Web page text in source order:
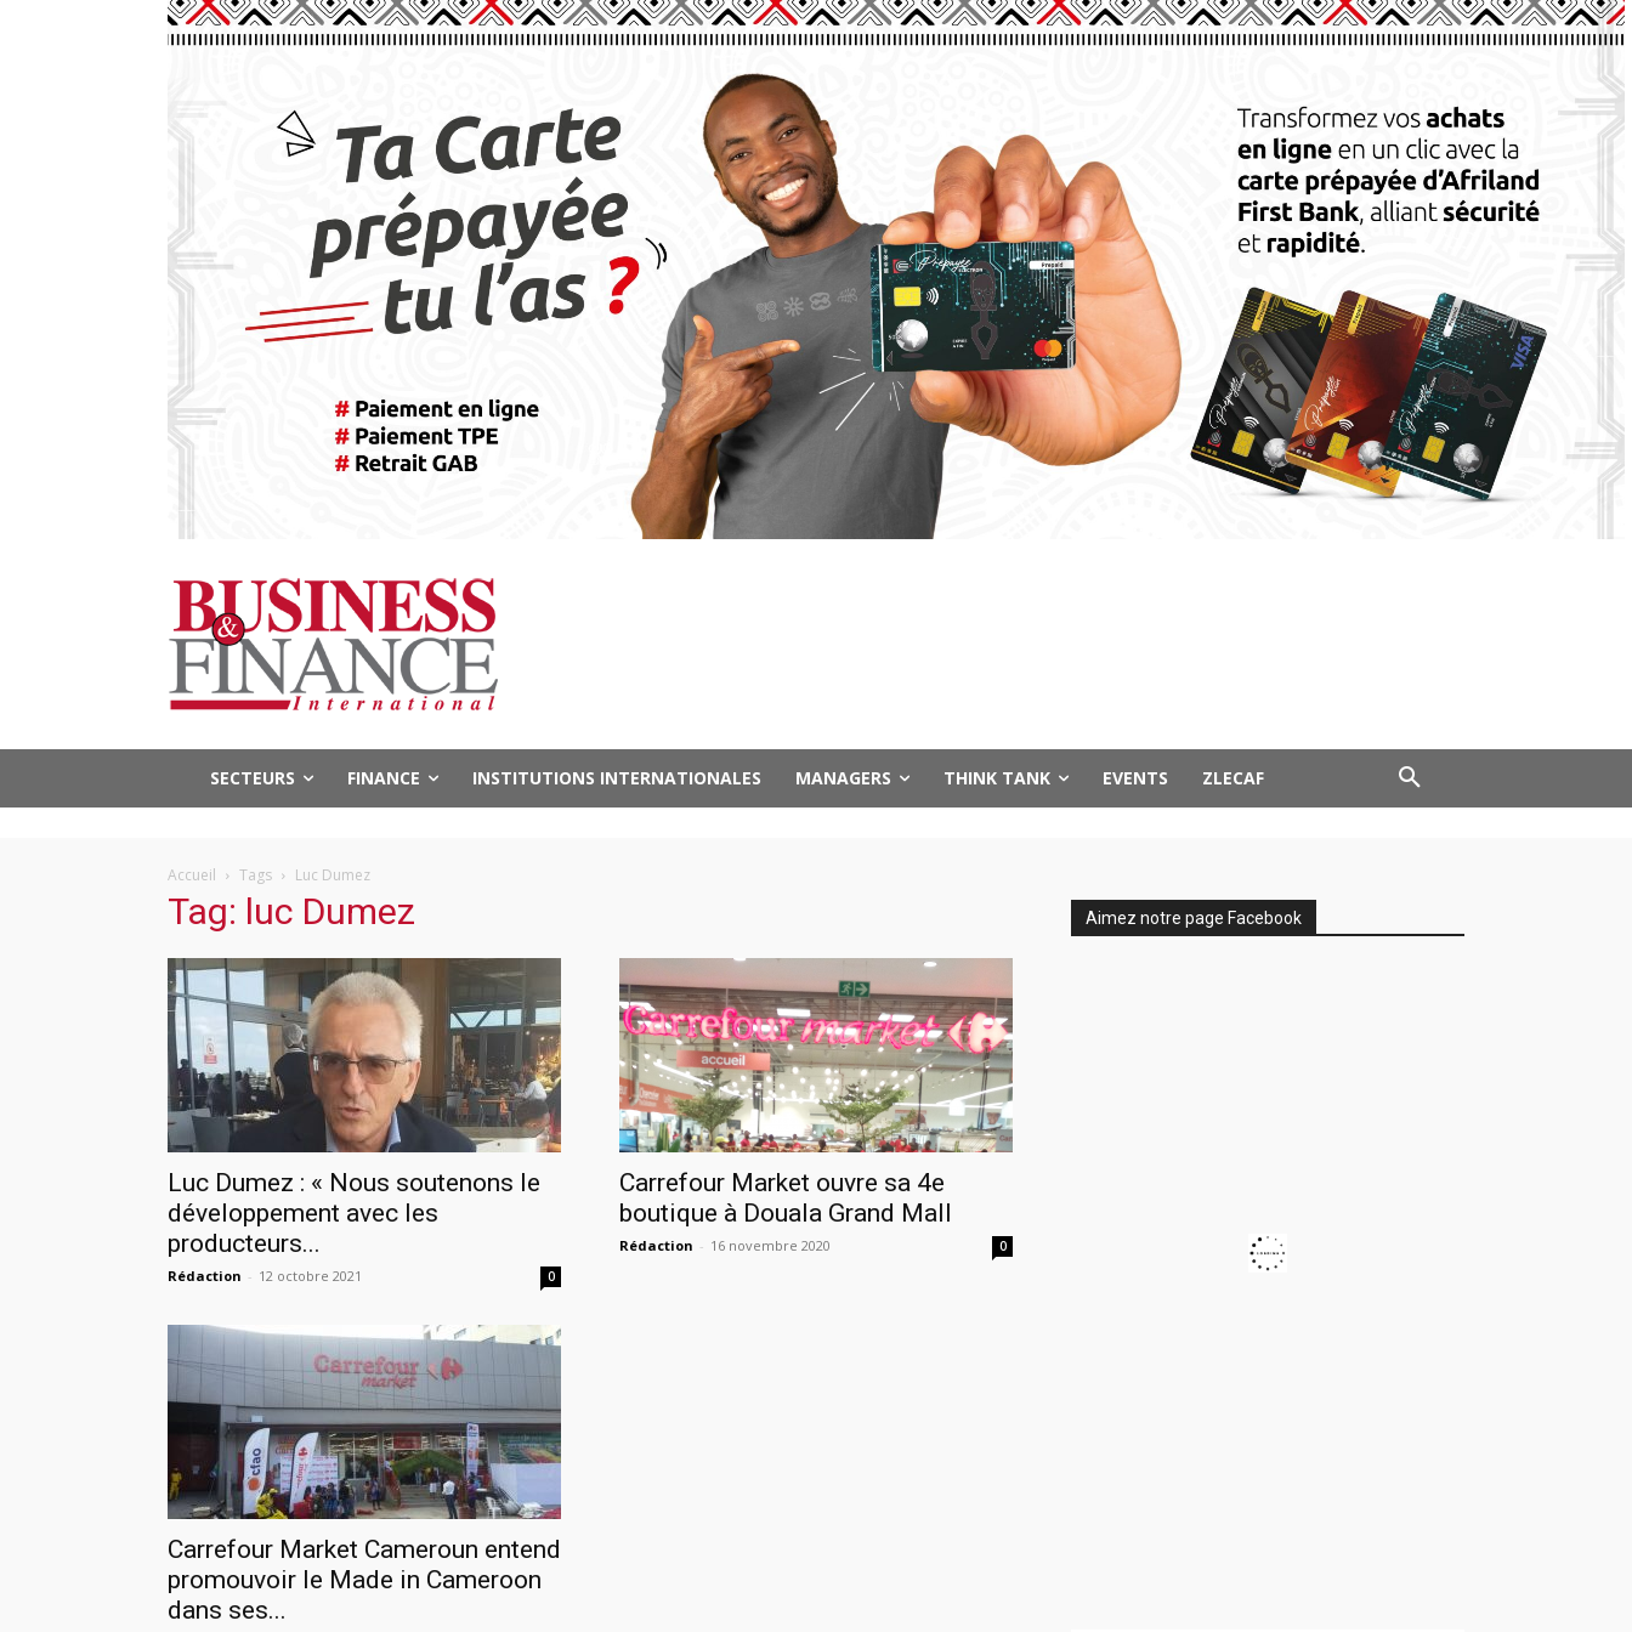
SECTEURS FINANCE INSTITUTIONS INTERNATIONALES MANAGERS THINK TANK EVENTS ZLECAF
Accueil Tags Luc Dumez
Tag: luc Dumez
Luc Dumez : « Nous soutenons le
développement avec les
producteurs...
Rédaction - 12 octobre 2021 0
Carrefour Market ouvre sa 4e
boutique à Douala Grand Mall
Rédaction - 16 novembre 2020 0
Carrefour Market Cameroun entend
promouvoir le Made in Cameroon
dans ses...
Aimez notre page Facebook